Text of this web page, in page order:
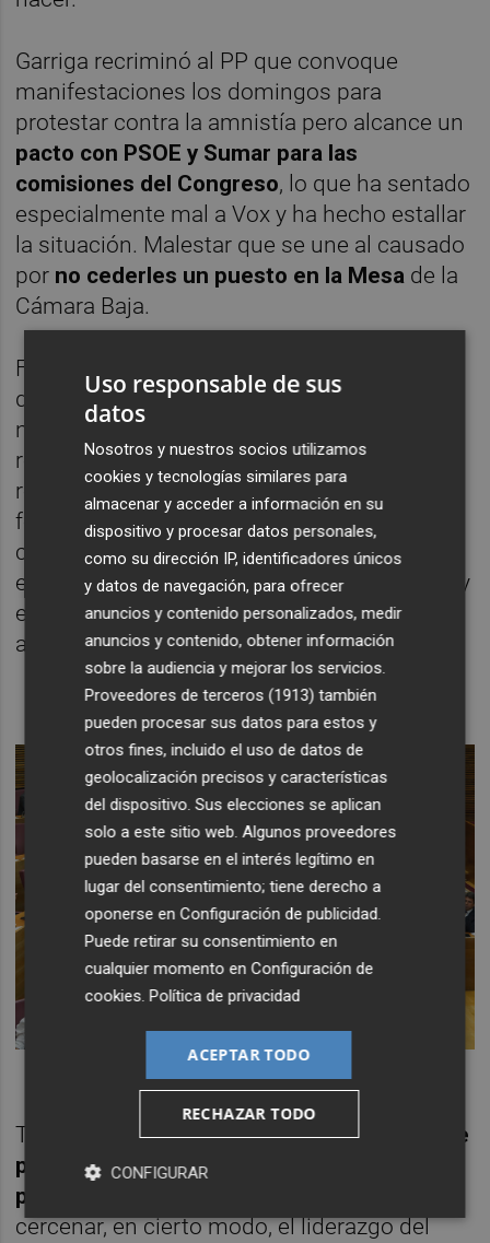
Garriga recriminó al PP que convoque
manifestaciones los domingos para
protestar contra la amnistía pero alcance un
pacto con PSOE y Sumar para las
comisiones del Congreso, lo que ha sentado
especialmente mal a Vox y ha hecho estallar
la situación. Malestar que se une al causado
por no cederles un puesto en la Mesa de la
Cámara Baja.
Feijóo, por su parte, respondió este martes
durante una entrevista enCadena Cope
no tiene ningún problema con Vox y que la
relación con ellos es "normal", si bien
remarcó que no va a pedir permiso a la
formación de Santiago Abascal para hacer
concentraciones en la calle. El líder del PP,
eso sí, destacó que son partidos diferentes y
en algunas cosas "muy distintos", por lo que
a veces se ponen de acuerdo y otras no.
Tanto Garriga como Feijóodesligaron lo que
pueda suceder a nivel nacional con los
pactos en los territorios
cercenar, en cierto modo, el liderazgo del
Uso responsable de sus
datos
Nosotros y nuestros socios utilizamos
cookies y tecnologías similares para
almacenar y acceder a información en su
dispositivo y procesar datos personales,
como su dirección IP, identificadores únicos
y datos de navegación, para ofrecer
anuncios y contenido personalizados, medir
anuncios y contenido, obtener información
sobre la audiencia y mejorar los servicios.
Proveedores de terceros (1913) también
pueden procesar sus datos para estos y
otros fines, incluido el uso de datos de
geolocalización precisos y características
del dispositivo. Sus elecciones se aplican
solo a este sitio web. Algunos proveedores
pueden basarse en el interés legítimo en
lugar del consentimiento; tiene derecho a
oponerse enConfiguración de publicidad
Puede retirar su consentimiento en
cualquier momento enConfiguración de
cookies .Política de privacidad
ACEPTAR TODO
RECHAZAR TODO
CONFIGURAR